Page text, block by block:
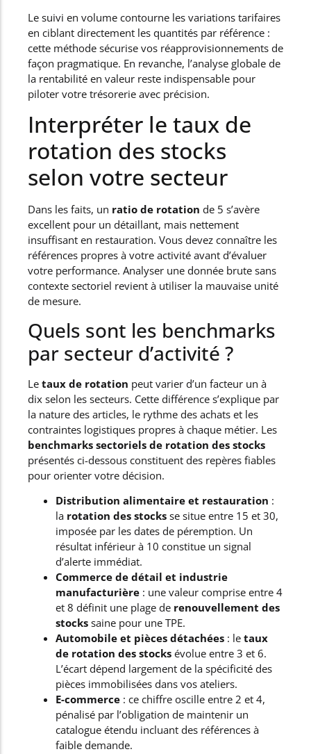
Le suivi en volume contourne les variations tarifaires
en ciblant directement les quantités par référence :
cette méthode sécurise vos réapprovisionnements de
façon pragmatique. En revanche, l’analyse globale de
la rentabilité en valeur reste indispensable pour
piloter votre trésorerie avec précision.
Interpréter le taux de
rotation des stocks
selon votre secteur
Dans les faits, un ratio de rotation de 5 s’avère
excellent pour un détaillant, mais nettement
insuffisant en restauration. Vous devez connaître les
références propres à votre activité avant d’évaluer
votre performance. Analyser une donnée brute sans
contexte sectoriel revient à utiliser la mauvaise unité
de mesure.
Quels sont les benchmarks
par secteur d’activité ?
Le taux de rotation peut varier d’un facteur un à
dix selon les secteurs. Cette différence s’explique par
la nature des articles, le rythme des achats et les
contraintes logistiques propres à chaque métier. Les
benchmarks sectoriels de rotation des stocks
présentés ci-dessous constituent des repères fiables
pour orienter votre décision.
Distribution alimentaire et restauration :
la rotation des stocks se situe entre 15 et 30,
imposée par les dates de péremption. Un
résultat inférieur à 10 constitue un signal
d’alerte immédiat.
Commerce de détail et industrie
manufacturière : une valeur comprise entre 4
et 8 définit une plage de renouvellement des
stocks saine pour une TPE.
Automobile et pièces détachées : le taux
de rotation des stocks évolue entre 3 et 6.
L’écart dépend largement de la spécificité des
pièces immobilisées dans vos ateliers.
E-commerce : ce chiffre oscille entre 2 et 4,
pénalisé par l’obligation de maintenir un
catalogue étendu incluant des références à
faible demande.